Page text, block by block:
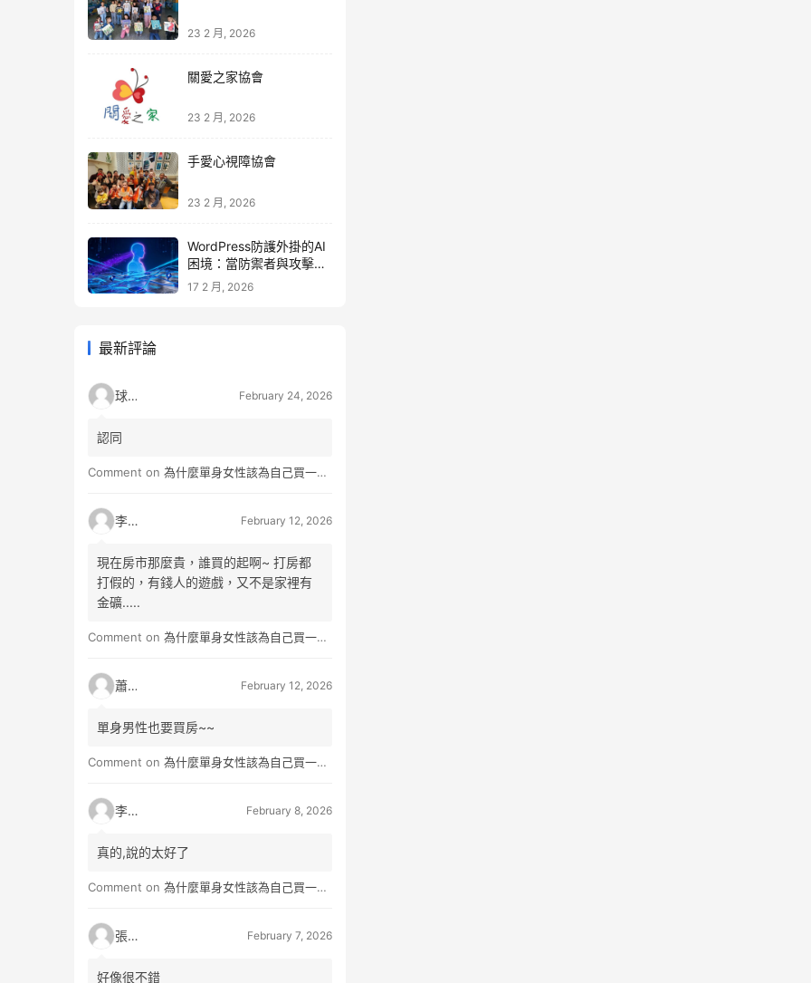
23 2 月, 2026
關愛之家協會
23 2 月, 2026
手愛心視障協會
23 2 月, 2026
WordPress防護外掛的AI
困境：當防禦者與攻擊者
同時升級
17 2 月, 2026
最新評論
球球 February 24, 2026
認同
Comment on 為什麼單身女性該為自己買一間房？不只為了棲身，更是為人生買一份「選擇權」
李小松 February 12, 2026
現在房市那麼貴，誰買的起啊~ 打房都
打假的，有錢人的遊戲，又不是家裡有
金礦.....
Comment on 為什麼單身女性該為自己買一間房？不只為了棲身，更是為人生買一份「選擇權」
蕭雨 February 12, 2026
單身男性也要買房~~
Comment on 為什麼單身女性該為自己買一間房？不只為了棲身，更是為人生買一份「選擇權」
李小真 February 8, 2026
真的,說的太好了
Comment on 為什麼單身女性該為自己買一間房？不只為了棲身，更是為人生買一份「選擇權」
張小玉 February 7, 2026
好像很不錯